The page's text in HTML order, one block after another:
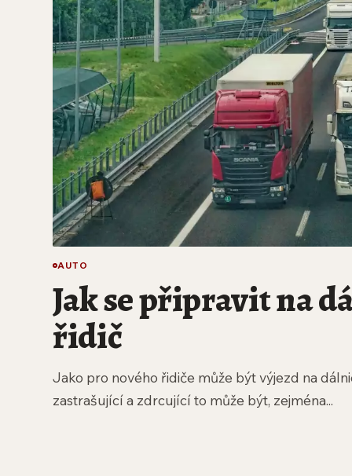
Jak se připravit na
řidič
Jako pro nového řidiče může být výjezd na
zastrašující a zdrcující to může být, zejména...
AUTO